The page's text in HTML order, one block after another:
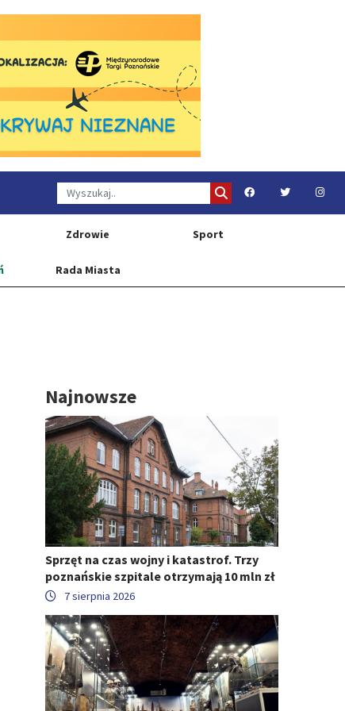
Zdrowie Sport
Rada Miasta
Najnowsze
Sprzęt na czas wojny i katastrof. Trzy
poznańskie szpitale otrzymają 10 mln zł
7 sierpnia 2026